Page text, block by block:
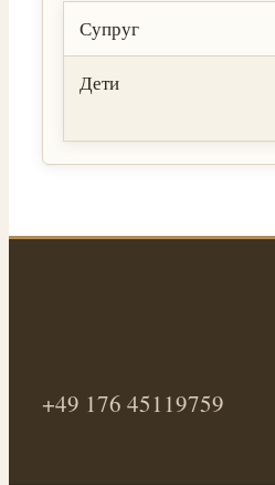
Супруг
Дети
+49 176 45119759